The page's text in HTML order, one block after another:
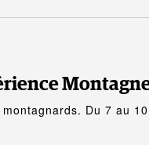
Du 7 au 10